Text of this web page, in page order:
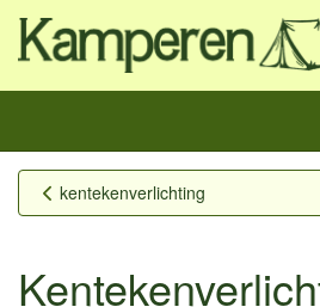
kentekenverlichting